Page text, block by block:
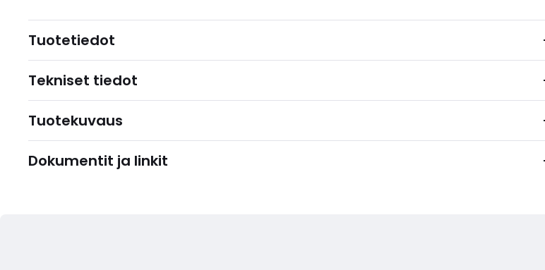
Tuotetiedot
Tekniset tiedot
Tuotekuvaus
Dokumentit ja linkit